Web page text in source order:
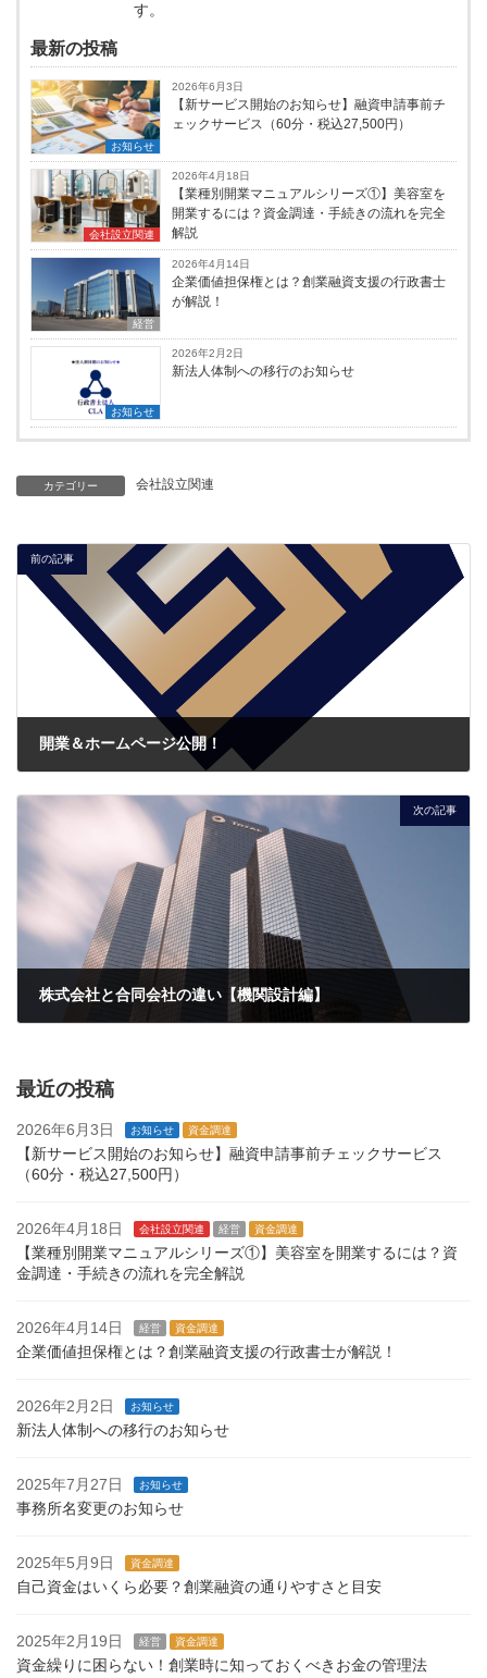
す。
最新の投稿
お知らせ
2026年6月3日
【新サービス開始のお知らせ】融資申請事前チ
ェックサービス（60分・税込27,500円）
会社設立関連
2026年4月18日
【業種別開業マニュアルシリーズ①】美容室を
開業するには？資金調達・手続きの流れを完全
解説
経営
2026年4月14日
企業価値担保権とは？創業融資支援の行政書士
が解説！
お知らせ
2026年2月2日
新法人体制への移行のお知らせ
カテゴリー 会社設立関連
前の記事
開業＆ホームページ公開！
次の記事
株式会社と合同会社の違い【機関設計編】
最近の投稿
2026年6月3日 お知らせ 資金調達
【新サービス開始のお知らせ】融資申請事前チェックサービス
（60分・税込27,500円）
2026年4月18日 会社設立関連 経営 資金調達
【業種別開業マニュアルシリーズ①】美容室を開業するには？資
金調達・手続きの流れを完全解説
2026年4月14日 経営 資金調達
企業価値担保権とは？創業融資支援の行政書士が解説！
2026年2月2日 お知らせ
新法人体制への移行のお知らせ
2025年7月27日 お知らせ
事務所名変更のお知らせ
2025年5月9日 資金調達
自己資金はいくら必要？創業融資の通りやすさと目安
2025年2月19日 経営 資金調達
資金繰りに困らない！創業時に知っておくべきお金の管理法